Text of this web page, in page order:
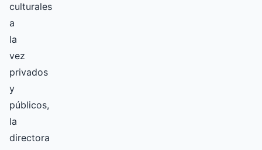
culturales
a
la
vez
privados
y
públicos,
la
directora